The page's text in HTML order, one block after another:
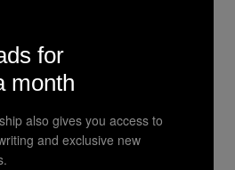
IMAGES)
Accidentally
for
month
also gives you access to
and exclusive new